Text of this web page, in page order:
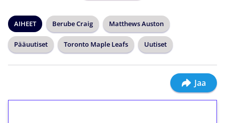
AIHEET Berube Craig Matthews Auston
Pääuutiset Toronto Maple Leafs Uutiset
Jaa